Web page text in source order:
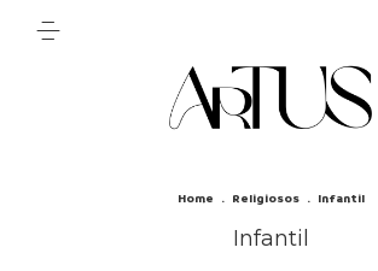
Home . Religiosos . Infantil
Infantil